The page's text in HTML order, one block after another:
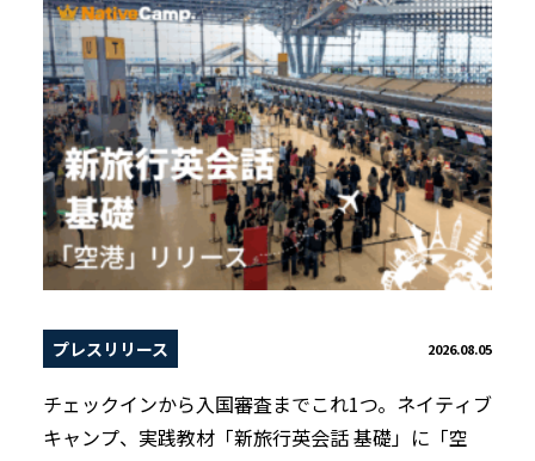
プレスリリース 2026.08.05
チェックインから入国審査までこれ1つ。ネイティブ
キャンプ、実践教材「新旅行英会話 基礎」に「空